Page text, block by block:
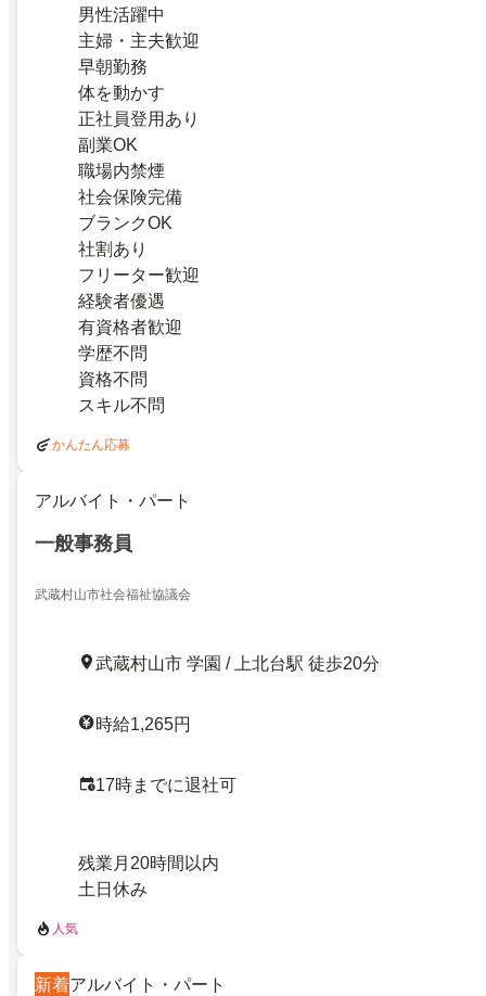
男性活躍中
主婦・主夫歓迎
早朝勤務
体を動かす
正社員登用あり
副業OK
職場内禁煙
社会保険完備
ブランクOK
社割あり
フリーター歓迎
経験者優遇
有資格者歓迎
学歴不問
資格不問
スキル不問
かんたん応募
アルバイト・パート
一般事務員
武蔵村山市社会福祉協議会
武蔵村山市 学園 / 上北台駅 徒歩20分
時給1,265円
17時までに退社可
残業月20時間以内
土日休み
人気
新着アルバイト・パート